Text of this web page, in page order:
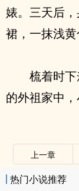
婊‬。三天后，⾝穿一⾝鹅⻩⾊对襟抹xiong长
裙，一抹浅⻩
梳着时
上一章
热门小说推荐